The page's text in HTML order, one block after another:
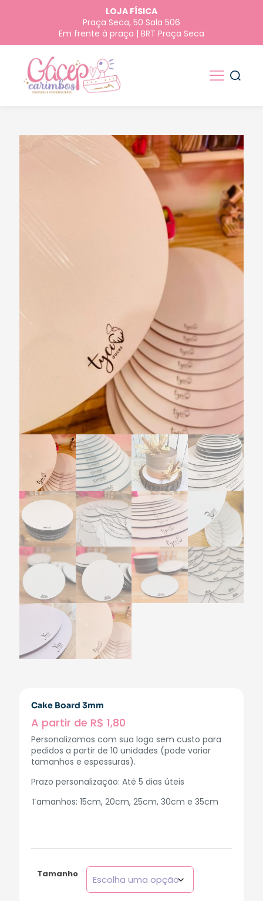
LOJA FÍSICA
Praça Seca, 50 Sala 506
Em frente à praça | BRT Praça Seca
Cake Board 3mm
A partir de R$ 1,80
Personalizamos com sua logo sem custo para
pedidos a partir de 10 unidades (pode variar
tamanhos e espessuras).
Prazo personalização: Até 5 dias úteis
Tamanhos: 15cm, 20cm, 25cm, 30cm e 35cm
Tamanho